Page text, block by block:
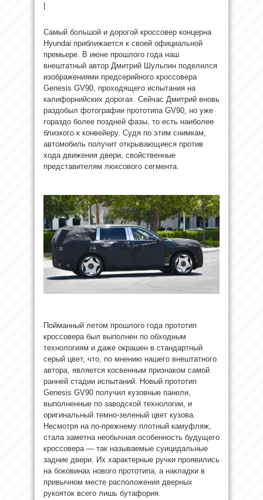
|
Самый большой и дорогой кроссовер концерна
Hyundai приближается к своей официальной
премьере. В июне прошлого года наш
внештатный автор Дмитрий Шульпин поделился
изображениями предсерийного кроссовера
Genesis GV90, проходящего испытания на
калифорнийских дорогах. Сейчас Дмитрий вновь
раздобыл фотографии прототипа GV90, но уже
гораздо более поздней фазы, то есть наиболее
близкого к конвейеру. Судя по этим снимкам,
автомобиль получит открывающиеся против
хода движения двери, свойственные
представителям люксового сегмента.
Пойманный летом прошлого года прототип
кроссовера был выполнен по обходным
технологиям и даже окрашен в стандартный
серый цвет, что, по мнению нашего внештатного
автора, является косвенным признаком самой
ранней стадии испытаний. Новый прототип
Genesis GV90 получил кузовные панели,
выполненные по заводской технологии, и
оригинальный темно-зеленый цвет кузова.
Несмотря на по-прежнему плотный камуфляж,
стала заметна необычная особенность будущего
кроссовера — так называемые суицидальные
задние двери. Их характерные ручки проявились
на боковинах нового прототипа, а накладки в
привычном месте расположения дверных
рукояток всего лишь бутафория.